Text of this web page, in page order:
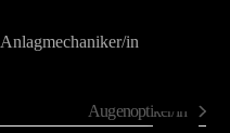
Anlagmechaniker/in
Nächster
Augenoptiker/in